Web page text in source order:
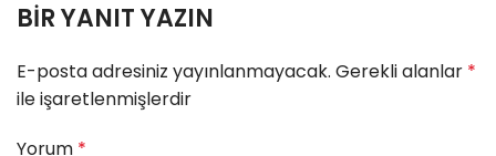
BIR YANIT YAZIN
E-posta adresiniz yayınlanmayacak. Gerekli alanlar *
ile işaretlenmişlerdir
Yorum *